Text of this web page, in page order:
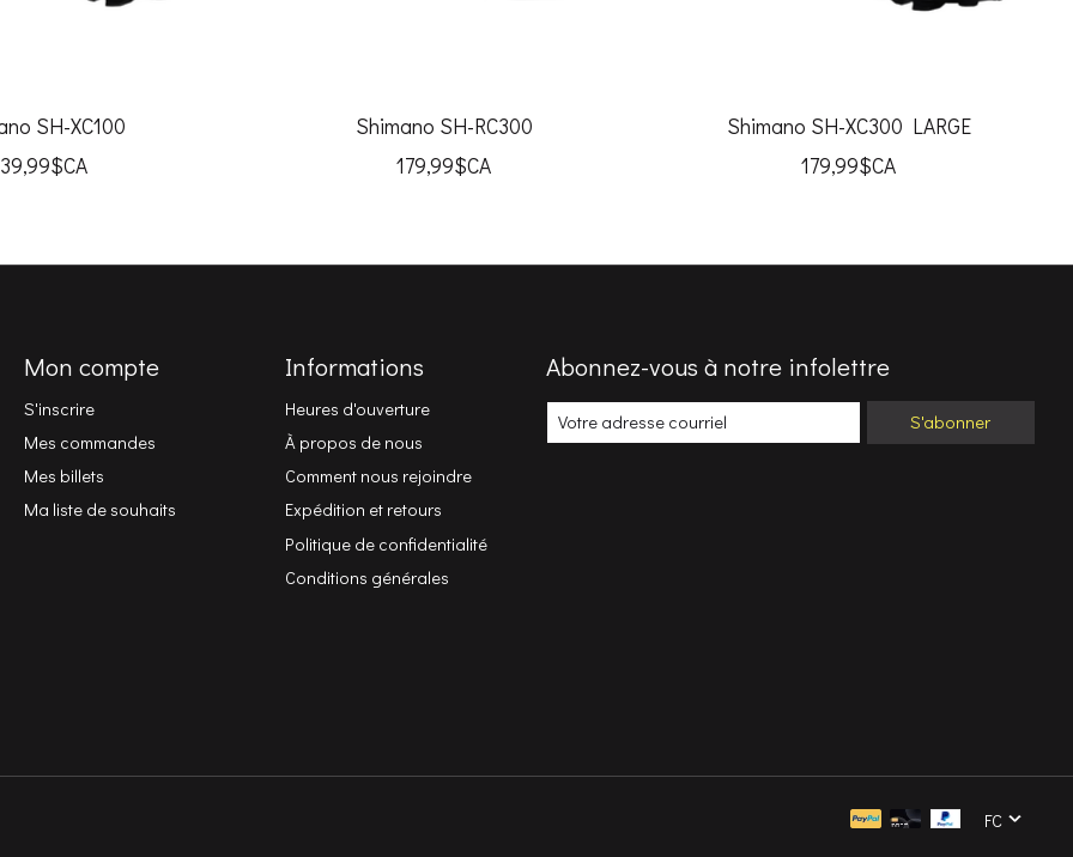
SH-XC100
Shimano SH-RC300
179,99$CA
Shimano SH-XC300 LARGE
179,99$CA
Mon compte
S'inscrire
Mes commandes
Mes billets
Ma liste de souhaits
Informations
Heures d'ouverture
À propos de nous
Comment nous rejoindre
Expédition et retours
Politique de confidentialité
Conditions générales
Abonnez-vous à notre infolettre
S'abonner
FC